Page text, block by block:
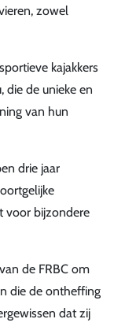
zowel
kajakkers
die de unieke en
van hun
drie jaar
voor bijzondere
de FRBC om
die de ontheffing
dat zij